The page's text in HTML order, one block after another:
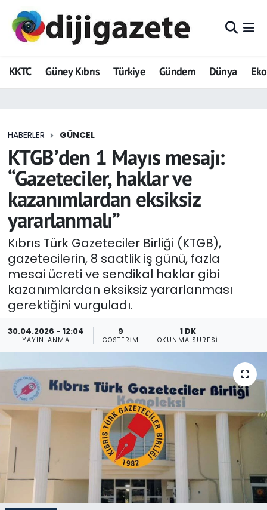
KKTC Güney Kıbrıs Türkiye Gündem Dünya
HABERLER GÜNCEL
KTGB’den 1 Mayıs mesajı:
“Gazeteciler, haklar ve
kazanımlardan eksiksiz
yararlanmalı”
Kıbrıs Türk Gazeteciler Birliği (KTGB),
gazetecilerin, 8 saatlik iş günü, fazla
mesai ücreti ve sendikal haklar gibi
kazanımlardan eksiksiz yararlanması
gerektiğini vurguladı.
30.04.2026 - 12:04
YAYINLANMA
9
GÖSTERIM
1 DK
OKUNMA SÜRESI
ADVERTORIAL
Dijigazete
Eğitim
Ekonomi
Foto Galeri
GEZİ
Güncel
Gündem
KKTC YEREL SEÇİM 2018
Kültür Sanat
Magazin
Nöbetçi Eczaneler
Otomobil Dünyası
Hava Durumu
Trafik Durumu
Tüm Manşetler
Son Dakika Haberleri
Haber Arşivi